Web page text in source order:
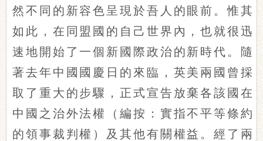
然不同的新容色呈現於吾人的眼前。惟其
如此，在同盟國的自己世界內，也就很迅
速地開始了一個新國際政治的新時代。隨
著去年中國國慶日的來臨，英美兩國曾採
取了重大的步驟，正式宣告放棄各該國在
中國之治外法權（編按：實指不平等條約
的領事裁判權） 及其他有關權益。經了兩